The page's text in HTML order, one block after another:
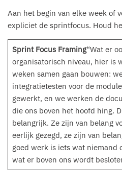
Aan het begin van elke week of
expliciet de sprintfocus. Houd
Sprint Focus Framing“Wat er
organisatorisch niveau, hier is
weken samen gaan bouwen:
integratietesten voor de
gewerkt, en we werken de
die ons boven het hoofd hing.
belangrijk. Ze zijn van belang
eerlijk gezegd, ze zijn van
goed werk is iets wat niemand
wat er boven ons wordt